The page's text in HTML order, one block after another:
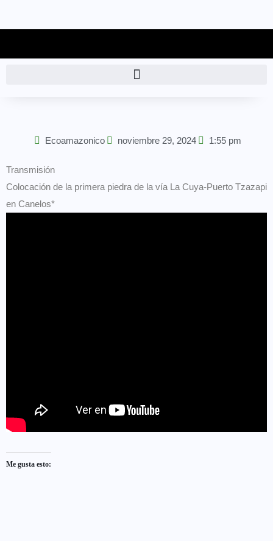
Ecoamazonico noviembre 29, 2024 1:55 pm
Transmisión
Colocación de la primera piedra de la vía La Cuya-Puerto Tzazapi
en Canelos*
Me gusta esto: